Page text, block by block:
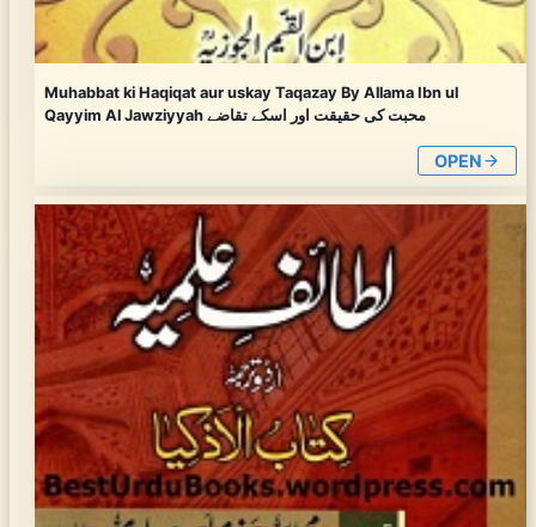
Muhabbat ki Haqiqat aur uskay Taqazay By Allama Ibn ul
Qayyim Al Jawziyyah محبت کی حقیقت اور اسکے تقاضے
OPEN